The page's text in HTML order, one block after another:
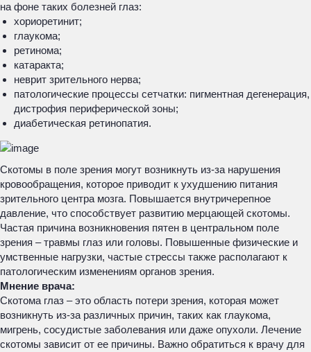
на фоне таких болезней глаз:
хориоретинит;
глаукома;
ретинома;
катаракта;
неврит зрительного нерва;
патологические процессы сетчатки: пигментная дегенерация,
дистрофия периферической зоны;
диабетическая ретинопатия.
Скотомы в поле зрения могут возникнуть из-за нарушения
кровообращения, которое приводит к ухудшению питания
зрительного центра мозга. Повышается внутричерепное
давление, что способствует развитию мерцающей скотомы.
Частая причина возникновения пятен в центральном поле
зрения – травмы глаз или головы. Повышенные физические и
умственные нагрузки, частые стрессы также располагают к
патологическим изменениям органов зрения.
Мнение врача:
Скотома глаз – это область потери зрения, которая может
возникнуть из-за различных причин, таких как глаукома,
мигрень, сосудистые заболевания или даже опухоли. Лечение
скотомы зависит от ее причины. Важно обратиться к врачу для